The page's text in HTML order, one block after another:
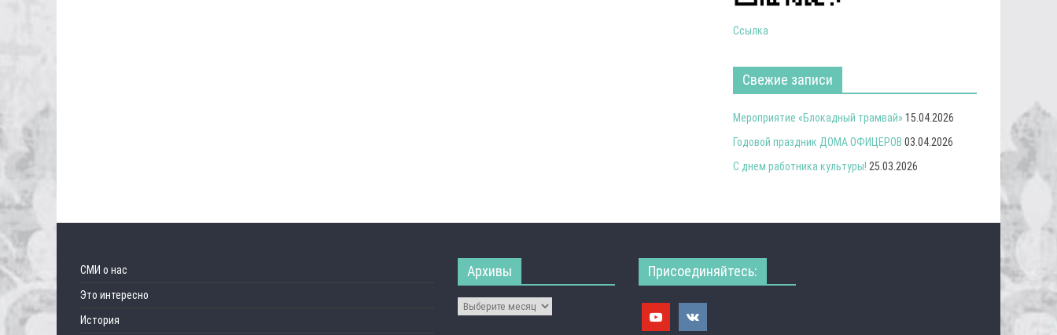
Ссылка
Свежие записи
Мероприятие «Блокадный трамвай» 15.04.2026
Годовой праздник ДОМА ОФИЦЕРОВ 03.04.2026
С днем работника культуры! 25.03.2026
СМИ о нас
Это интересно
История
Архивы Присоединяйтесь: